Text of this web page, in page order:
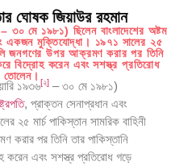
ঘোষক জিয়াউর রহমান
৩০ মে ১৯৮১) ছিলেন বাংলাদেশের অষ্টম
একজন মুক্তিযোদ্ধা। ১৯৭১ সালের ২৫
জনগণের উপর আক্রমণ করার পর তিনি
বিদ্রোহ করেন এবং সশস্ত্র প্রতিরোধ
তোলেন।
১৯৩৬[২] – ৩০ মে ১৯৮১)
, প্রাক্তন সেনাপ্রধান এবং
২৫ মার্চ পাকিস্তান সামরিক বাহিনী
করার পর তিনি তার পাকিস্তানি
করেন এবং সশস্ত্র প্রতিরোধ গড়ে